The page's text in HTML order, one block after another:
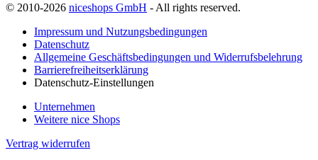
© 2010-2026 niceshops GmbH - All rights reserved.
Impressum und Nutzungsbedingungen
Datenschutz
Allgemeine Geschäftsbedingungen und Widerrufsbelehrung
Barrierefreiheitserklärung
Datenschutz-Einstellungen
Unternehmen
Weitere nice Shops
Vertrag widerrufen